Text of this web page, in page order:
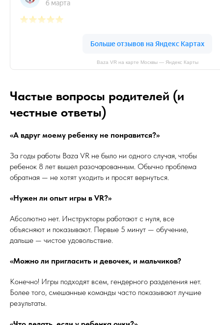
Baza VR на карте Москвы — Яндекс Карты
Частые вопросы родителей (и
честные ответы)
«А вдруг моему ребенку не понравится?»
За годы работы Baza VR не было ни одного случая, чтобы
ребенок 8 лет вышел разочарованным. Обычно проблема
обратная — не хотят уходить и просят вернуться.
«Нужен ли опыт игры в VR?»
Абсолютно нет. Инструкторы работают с нуля, все
объясняют и показывают. Первые 5 минут — обучение,
дальше — чистое удовольствие.
«Можно ли пригласить и девочек, и мальчиков?
Конечно! Игры подходят всем, гендерного разделения нет.
Более того, смешанные команды часто показывают лучшие
результаты.